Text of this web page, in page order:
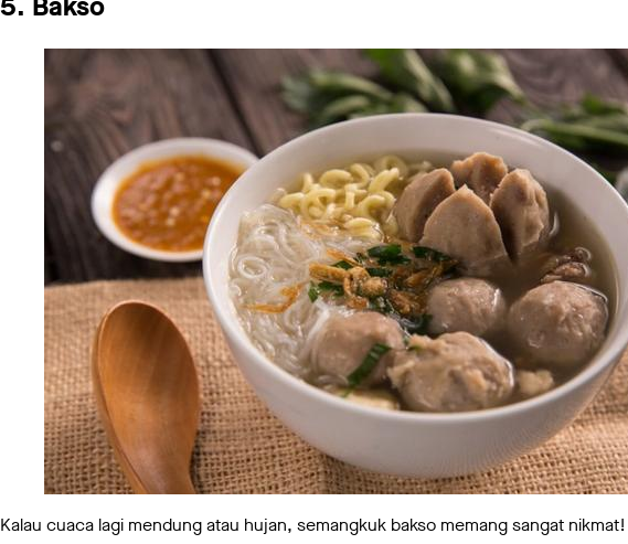
Kalau cuaca lagi mendung atau hujan, semangkuk bakso memang sangat